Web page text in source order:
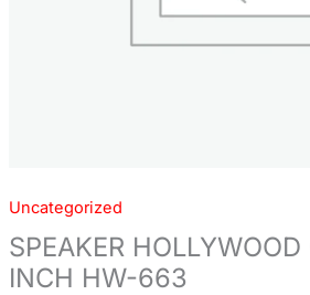
Uncategorized
SPEAKER
INCH HW-663